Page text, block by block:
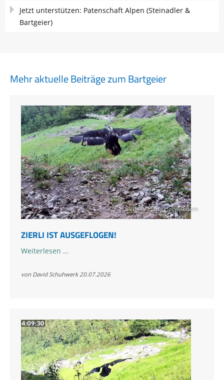
Jetzt unterstützen: Patenschaft Alpen (Steinadler &
Bartgeier)
Mehr aktuelle Beiträge zum Bartgeier
© LBV-NPV-Bartgeierwebcam
ZIERLI IST AUSGEFLOGEN!
Weiterlesen …
ausgeflogen!
von David Schuhwerk20.07.2026